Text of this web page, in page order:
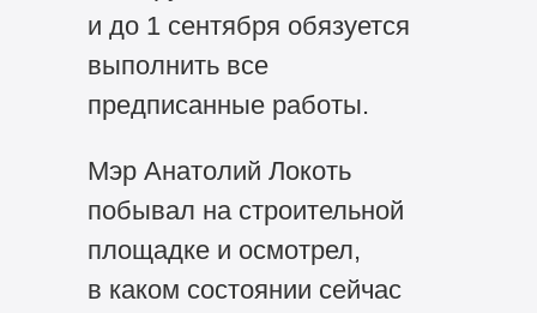
и до 1 сентября обязуется
выполнить все
предписанные работы.
Мэр Анатолий Локоть
побывал на строительной
площадке и осмотрел,
в каком состоянии сейчас